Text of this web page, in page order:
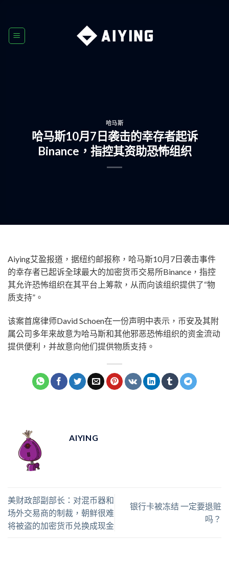
content
哈马斯
哈马斯10月7日袭击的幸存者起诉
Binance，指控其资助恐怖组织
Aiying艾盈报道，据纽约邮报称，哈马斯10月7日袭击事件
的幸存者已起诉全球最大的加密货币交易所Binance，指控
其允许恐怖组织在其平台上筹款，从而向该组织提供了“物
质支持”。
该案首席律师David Schoen在一份声明中表示，币安及其附
属公司多年来故意为哈马斯和其他邪恶恐怖组织的资金流动
提供便利，并故意向他们提供物质支持。
AIYING
美财政部副部长：对混币器和
场外交易商的制裁，朝鲜很难
将被盗的加密货币兑换成现金
银行卡被冻结 一定要退赃
吗？